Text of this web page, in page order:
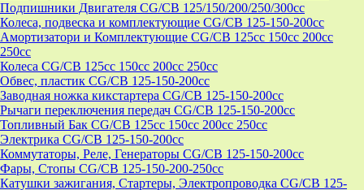
Подпишники Двигателя CG/CB 125/150/200/250/300cc
Колеса, подвеска и комплектующие CG/CB 125-150-200cc
Амортизатори и Комплектующие CG/CB 125cc 150cc 200cc
250cc
Колеса CG/CB 125cc 150cc 200cc 250cc
Обвес, пластик CG/CB 125-150-200cc
Заводная ножка кикстартера CG/CB 125-150-200cc
Рычаги переключения передач CG/CB 125-150-200cc
Топливный Бак CG/CB 125cc 150cc 200cc 250cc
Электрика CG/CB 125-150-200cc
Коммутаторы, Реле, Генераторы CG/CB 125-150-200cc
Фары, Стопы CG/CB 125-150-200-250cc
Катушки зажигания, Стартеры, Электропроводка CG/CB 125-